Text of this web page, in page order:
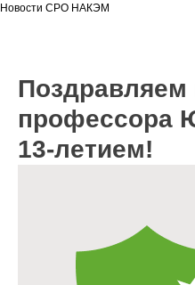
Новости СРО НАКЭМ
Поздравляем
профессора
13-летием!